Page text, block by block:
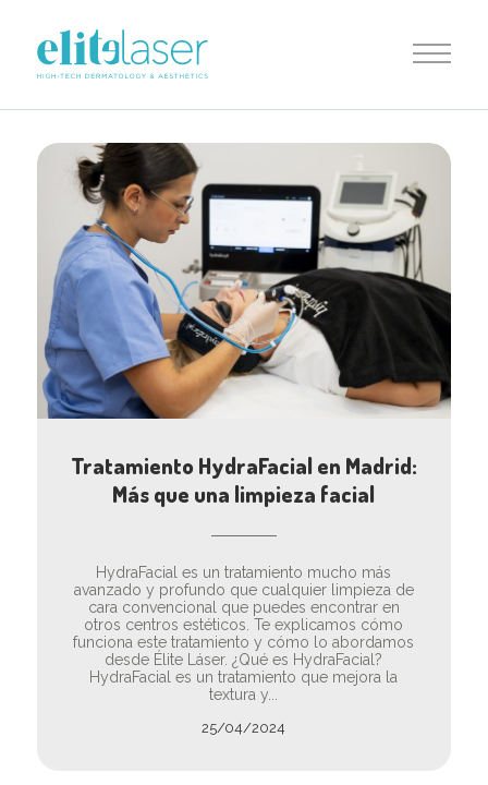
Tratamiento HydraFacial en Madrid:
Más que una limpieza facial
HydraFacial es un tratamiento mucho más
avanzado y profundo que cualquier limpieza de
cara convencional que puedes encontrar en
otros centros estéticos. Te explicamos cómo
funciona este tratamiento y cómo lo abordamos
desde Élite Láser. ¿Qué es HydraFacial?
HydraFacial es un tratamiento que mejora la
textura y...
25/04/2024